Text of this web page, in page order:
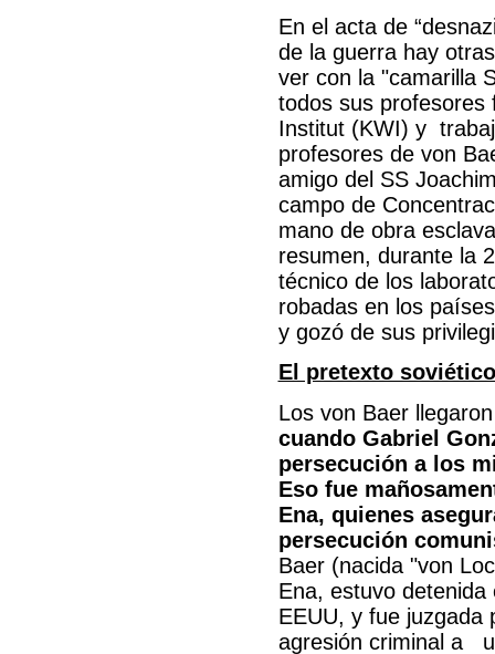
En el acta de
de la guerra hay
ver con la "camarilla
todos sus profesores
Institut (KWI) y
profesores de von
amigo del SS
campo de
mano de obra
resumen, durante la
técnico de los
robadas en los
y gozó de sus
El pretexto soviético
Los von Baer
cuando Gabriel
persecución a los
Eso fue
Ena, quienes
persecución
Baer (nacida "von
Ena, estuvo
EEUU, y fue juzgada
agresión criminal a